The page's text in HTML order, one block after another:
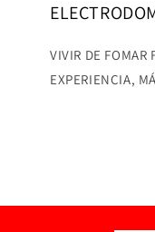
VIVIR DE FOMAR
EXPERIENCIA,